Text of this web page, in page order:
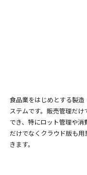
食品業をはじめとする製
ステムです。販売管理だ
でき、特にロット管理や
だけでなくクラウド版も
きます。